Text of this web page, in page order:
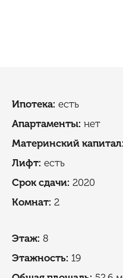
Ипотека: есть
Апартаменты: нет
Материнский капитал:
Лифт: есть
Cрок сдачи: 2020
Комнат: 2
Этаж: 8
Этажность: 19